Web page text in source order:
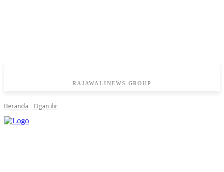
RAJAWALINEWS GROUP
Beranda Ogan ilir